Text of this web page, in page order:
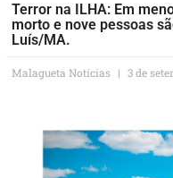
Terror na ILHA: Em
morto e nove pessoas
Luís/MA.
Malagueta Notícias 3 de